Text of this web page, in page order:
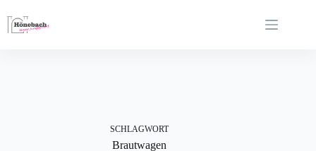
Inhalt
springen
SCHLAGWORT
Brautwagen